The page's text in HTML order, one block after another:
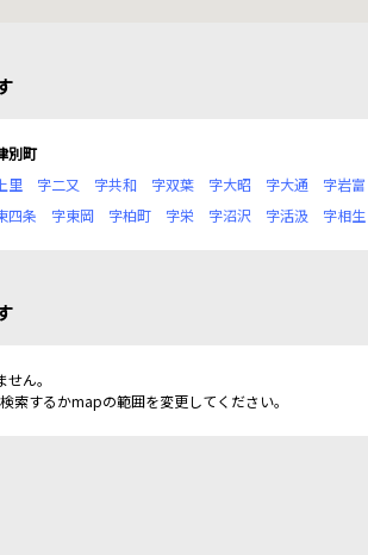
別町
里 字二又 字共和 字双葉 字大昭 字大通 字岩富
四条 字東岡 字柏町 字栄 字沼沢 字活汲 字相生
ん。
索するかmapの範囲を変更してください。